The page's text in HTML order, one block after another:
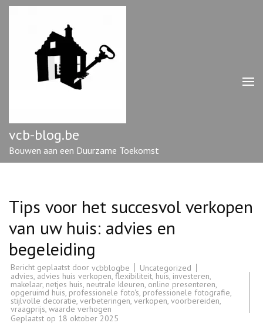
Ga
vcb-blog.be
Bouwen aan een Duurzame Toekomst
Tips voor het succesvol verkopen
van uw huis: advies en
begeleiding
Bericht geplaatst door vcbblogbe
Uncategorized
advies, advies huis verkopen, flexibiliteit, huis, investeren,
makelaar, netjes huis, neutrale kleuren, online presenteren,
opgeruimd huis, professionele foto's, professionele fotografie,
stijlvolle decoratie, verbeteringen, verkopen, voorbereiden,
vraagprijs, waarde verhogen
Geplaatst op 18 oktober 2025